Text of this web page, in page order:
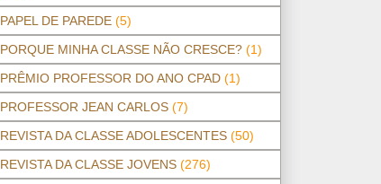
PAPEL DE PAREDE (5)
PORQUE MINHA CLASSE NÃO CRESCE? (1)
PRÊMIO PROFESSOR DO ANO CPAD (1)
PROFESSOR JEAN CARLOS (7)
REVISTA DA CLASSE ADOLESCENTES (50)
REVISTA DA CLASSE JOVENS (276)